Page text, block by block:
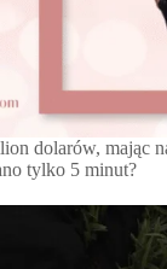
dolarów, mając
tylko 5 minut?